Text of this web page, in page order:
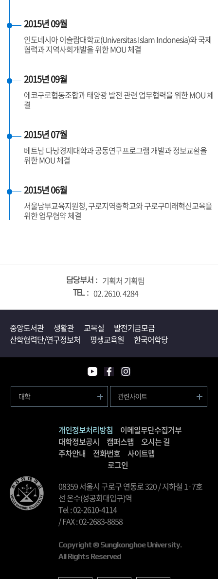
2015년 09월
인도네시아 이슬람대학교(Universitas Islam Indonesia)와 국제
협력과 지역사회개발을 위한 MOU 체결
2015년 09월
에코구로협동조합과 태양광 발전 관련 업무협력을 위한 MOU 체
결
2015년 07월
베트남 다낭경제대학과 공동연구프로그램 개발과 정보교환을
위한 MOU 체결
2015년 06월
서울남부교육지원청, 구로지역중학교와 구로구미래혁신교육을
위한 업무협약 체결
담당부서 기획처 기획팀
TEL 02. 2610. 4284
중앙도서관 생활관 교목실
발전기금모금
산학협력단/연구정보처
평생교육원 한국어학당
대학 관련사이트
개인정보처리방침
이메일무단수집거부
대학정보공시
캠퍼스맵
오시는 길
주차안내
전화번호
사이트맵
로그인
08359 서울시 구로구 연동로 320 / 지하철 1·7호
선 온수(성공회대입구)역
Tel : 02-2610-4114
/ FAX : 02-2683-8858
Copyright © Sungkonghoe University.
All Rights Reserved